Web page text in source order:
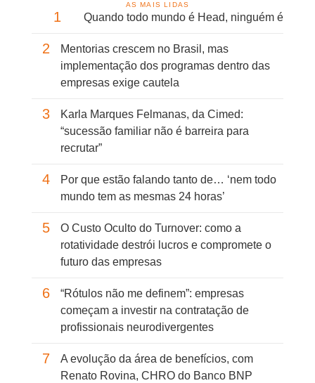
AS MAIS LIDAS
1 Quando todo mundo é Head, ninguém é
2
Mentorias crescem no Brasil, mas
implementação dos programas dentro das
empresas exige cautela
3
Karla Marques Felmanas, da Cimed:
“sucessão familiar não é barreira para
recrutar”
4
Por que estão falando tanto de… ‘nem todo
mundo tem as mesmas 24 horas’
5
O Custo Oculto do Turnover: como a
rotatividade destrói lucros e compromete o
futuro das empresas
6
“Rótulos não me definem”: empresas
começam a investir na contratação de
profissionais neurodivergentes
7
A evolução da área de benefícios, com
Renato Rovina, CHRO do Banco BNP